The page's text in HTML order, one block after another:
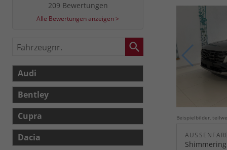
Beispielbilder,
209 Bewertungen
Alle Bewertungen anzeigen >
Fahrzeugnr.
Audi
Bentley
Cupra
Dacia